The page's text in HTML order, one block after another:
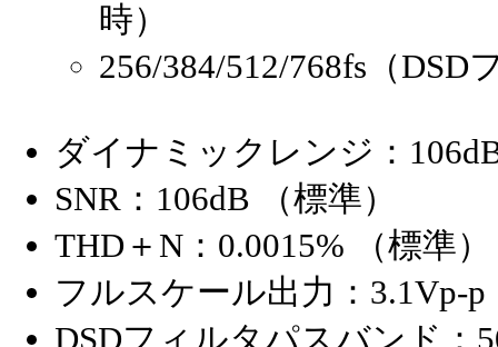
時）
256/384/512/768fs（
ダイナミックレンジ：
SNR：106dB （標準）
THD＋N：0.0015% （標準）
フルスケール出力：3.1Vp-p